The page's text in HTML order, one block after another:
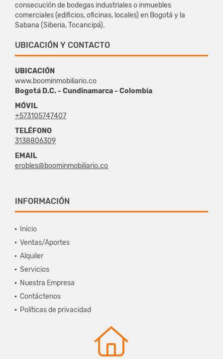
consecución de bodegas industriales o inmuebles
comerciales (edificios, oficinas, locales) en Bogotá y la
Sabana (Siberia, Tocancipá).
UBICACIÓN Y CONTACTO
UBICACIÓN
www.boominmobiliario.co
Bogotá D.C. - Cundinamarca - Colombia
MÓVIL
+573105747407
TELÉFONO
3138806309
EMAIL
erobles@boominmobiliario.co
INFORMACIÓN
Inicio
Ventas/Aportes
Alquiler
Servicios
Nuestra Empresa
Contáctenos
Políticas de privacidad